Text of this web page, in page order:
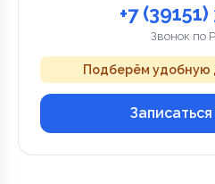
+7
Звонок по
Подберём удобную